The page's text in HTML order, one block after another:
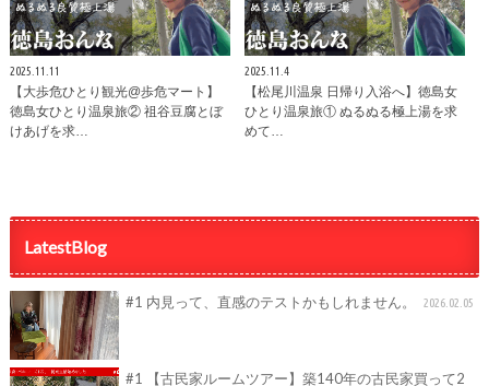
2025.11.11
【大歩危ひとり観光@歩危マート】
徳島女ひとり温泉旅② 祖谷豆腐とぼ
けあげを求…
2025.11.4
【松尾川温泉 日帰り入浴へ】徳島女
ひとり温泉旅① ぬるぬる極上湯を求
めて…
LatestBlog
#1 内見って、直感のテストかもしれません。 2026.02.05
#1 【古民家ルームツアー】築140年の古民家買って2